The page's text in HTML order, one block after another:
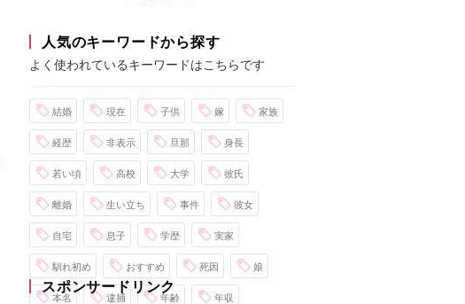
人気のキーワードから探す
よく使われているキーワードはこちらです
結婚 現在 子供 嫁 家族
経歴 非表示 旦那 身長
若い頃 高校 大学 彼氏
離婚 生い立ち 事件 彼女
自宅 息子 学歴 実家
馴れ初め おすすめ 死因 娘
本名 逮捕 年齢 年収
スポンサードリンク